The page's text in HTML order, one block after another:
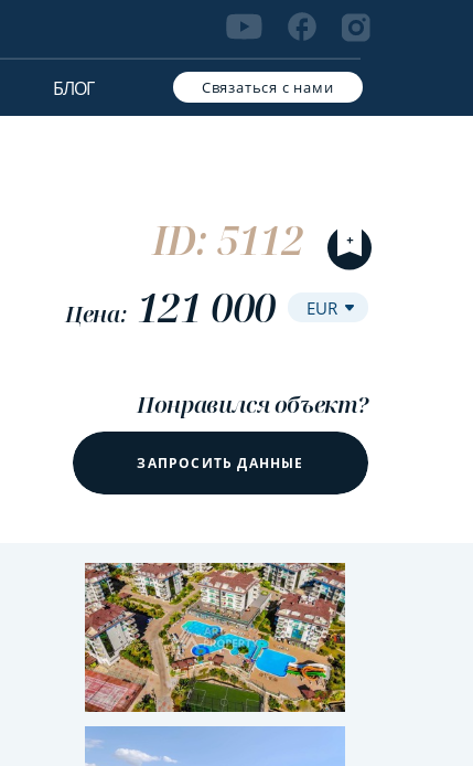
БЛОГ Связаться с нами
ID: 5112
Цена: 121 000
Понравился объект?
ЗАПРОСИТЬ ДАННЫЕ